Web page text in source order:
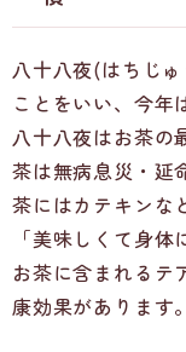
八十八夜(はちじ
ことをいい、今年
八十八夜はお茶の
茶は無病息災・延
茶にはカテキンな
「美味しくて身体
お茶に含まれるテ
康効果があります。